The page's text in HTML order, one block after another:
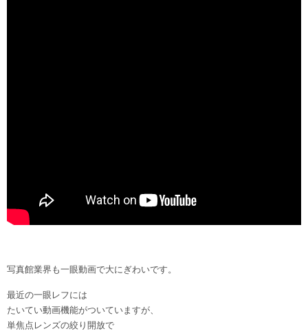
写真館業界も一眼動画で大にぎわいです。
最近の一眼レフには
たいてい動画機能がついていますが、
単焦点レンズの絞り開放で